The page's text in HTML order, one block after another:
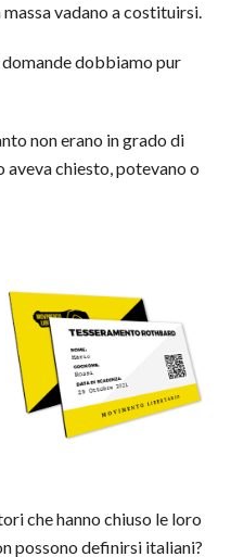
vadano a costituirsi.
dobbiamo pur
non erano in grado di
chiesto, potevano o
che hanno chiuso le loro
possono definirsi italiani?